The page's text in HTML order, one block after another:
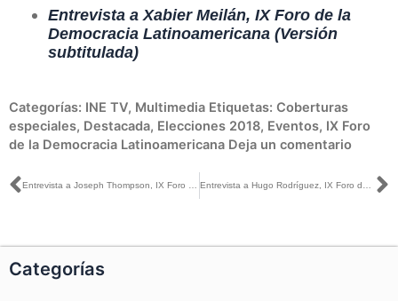
Entrevista a Xabier Meilán, IX Foro de la
Democracia Latinoamericana (Versión
subtitulada)
Categorías: INE TV, Multimedia Etiquetas: Coberturas
especiales, Destacada, Elecciones 2018, Eventos, IX Foro
de la Democracia Latinoamericana Deja un comentario
Ant
Categorías